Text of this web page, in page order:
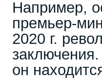
Например,
премьер-
2020 г.
он